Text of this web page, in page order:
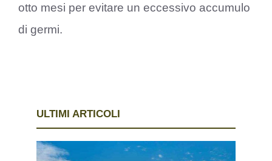
otto mesi per evitare un eccessivo accumulo
di germi.
ULTIMI ARTICOLI